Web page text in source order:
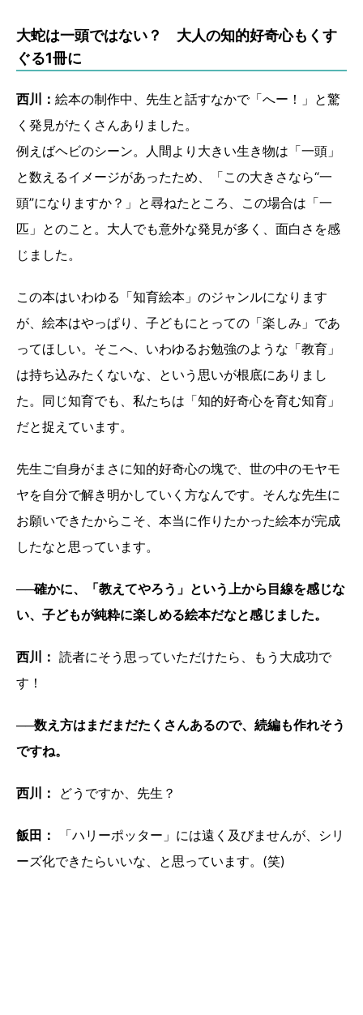
大蛇は一頭ではない？ 大人の知的好奇心もくす
ぐる1冊に
西川： 絵本の制作中、先生と話すなかで「へー！」と驚
く発見がたくさんありました。
例えばヘビのシーン。人間より大きい生き物は「一頭」
と数えるイメージがあったため、「この大きさなら“一
頭”になりますか？」と尋ねたところ、この場合は「一
匹」とのこと。大人でも意外な発見が多く、面白さを感
じました。
この本はいわゆる「知育絵本」のジャンルになります
が、絵本はやっぱり、子どもにとっての「楽しみ」であ
ってほしい。そこへ、いわゆるお勉強のような「教育」
は持ち込みたくないな、という思いが根底にありまし
た。同じ知育でも、私たちは「知的好奇心を育む知育」
だと捉えています。
先生ご自身がまさに知的好奇心の塊で、世の中のモヤモ
ヤを自分で解き明かしていく方なんです。そんな先生に
お願いできたからこそ、本当に作りたかった絵本が完成
したなと思っています。
──確かに、「教えてやろう」という上から目線を感じな
い、子どもが純粋に楽しめる絵本だなと感じました。
西川： 読者にそう思っていただけたら、もう大成功で
す！
──数え方はまだまだたくさんあるので、続編も作れそう
ですね。
西川： どうですか、先生？
飯田：
「ハリーポッター」には遠く及びませんが、シリ
ーズ化できたらいいな、と思っています。(笑)